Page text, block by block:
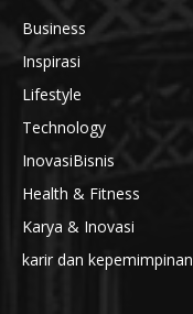
Business
Inspirasi
Lifestyle
Technology
InovasiBisnis
Health & Fitness
Karya & Inovasi
karir dan kepemimpinan